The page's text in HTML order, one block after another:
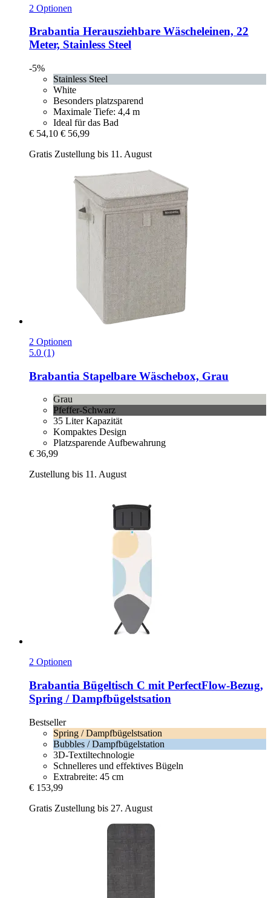
2 Optionen
Brabantia Herausziehbare Wäscheleinen, 22
Meter, Stainless Steel
-5%
Stainless Steel
White
Besonders platzsparend
Maximale Tiefe: 4,4 m
Ideal für das Bad
€ 54,10 € 56,99
Gratis Zustellung bis 11. August
2 Optionen
5.0 (1)
Brabantia Stapelbare Wäschebox, Grau
Grau
Pfeffer-Schwarz
35 Liter Kapazität
Kompaktes Design
Platzsparende Aufbewahrung
€ 36,99
Zustellung bis 11. August
2 Optionen
Brabantia Bügeltisch C mit PerfectFlow-​Bezug,
Spring / Dampfbügelstsation
Bestseller
Spring / Dampfbügelstsation
Bubbles / Dampfbügelstation
3D-Textiltechnologie
Schnelleres und effektives Bügeln
Extrabreite: 45 cm
€ 153,99
Gratis Zustellung bis 27. August